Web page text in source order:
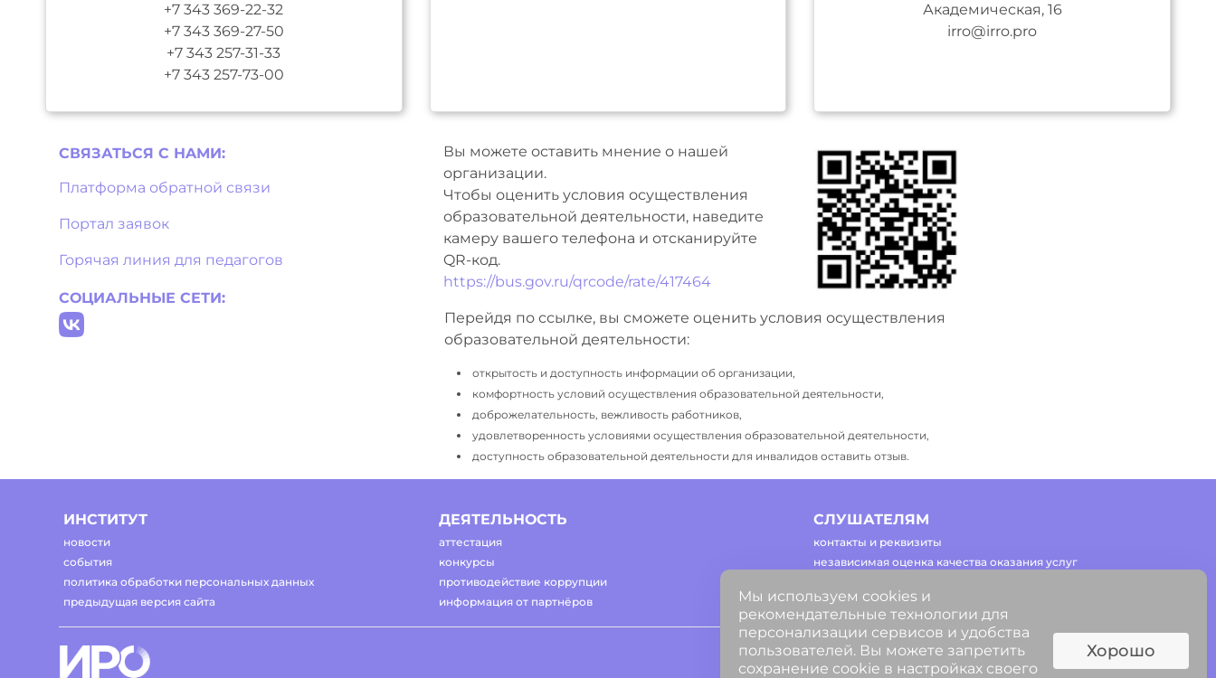
+7 343 369-22-32
+7 343 369-27-50
+7 343 257-31-33
+7 343 257-73-00
Академическая, 16
irro@irro.pro
СВЯЗАТЬСЯ С НAМИ:
Платформа обратной связи
Портал заявок
Горячая линия для педагогов
СОЦИАЛЬНЫЕ СЕТИ:
Вы можете оставить мнение о нашей
организации.
Чтобы оценить условия осуществления
образовательной деятельности, наведите
камеру вашего телефона и отсканируйте
QR-код.
https://bus.gov.ru/qrcode/rate/417464
Перейдя по ссылке, вы сможете оценить условия осуществления
образовательной деятельности:
открытость и доступность информации об организации,
комфортность условий осуществления образовательной деятельности,
доброжелательность, вежливость работников,
удовлетворенность условиями осуществления образовательной деятельности,
доступность образовательной деятельности для инвалидов оставить отзыв.
ИНСТИТУТ
новости
события
политика обработки персональных данных
предыдущая версия сайта
ДЕЯТЕЛЬНОСТЬ
аттестация
конкурсы
противодействие коррупции
информация от партнёров
СЛУШАТЕЛЯМ
контакты и реквизиты
независимая оценка качества оказания услуг
регламент работы сайта
Мы используем cookies и
рекомендательные технологии для
персонализации сервисов и удобства
пользователей. Вы можете запретить
сохранение cookie в настройках своего
Хорошо